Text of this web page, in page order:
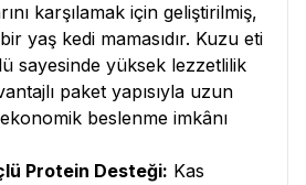
karşılamak için geliştirilmiş,
yaş kedi mamasıdır. Kuzu eti
sayesinde yüksek lezzetlilik
paket yapısıyla uzun
beslenme imkânı
Protein Desteği: Kas